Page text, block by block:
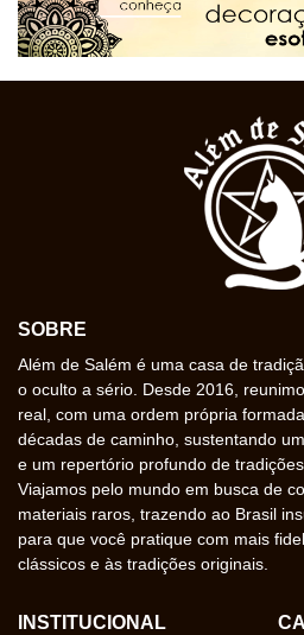
SOBRE
Além de Salém é uma casa de
o oculto a sério. Desde 2016,
real, com uma ordem própria
décadas de caminho, sustentando
e um repertório profundo de
Viajamos pelo mundo em busca de
materiais raros, trazendo ao Brasil
para que você pratique com mais
clássicos e às tradições originais.
INSTITUCIONAL